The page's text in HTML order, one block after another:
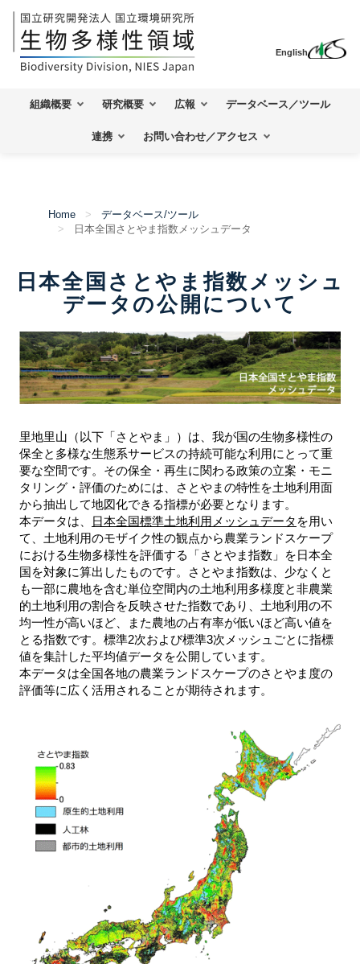
English
組織概要 研究概要 広報 データベース／ツール
連携 お問い合わせ／アクセス
Home
データベース/ツール
日本全国さとやま指数メッシュデータ
日本全国さとやま指数メッシュ
データの公開について
里地里山（以下「さとやま」）は、我が国の生物多様性の
保全と多様な生態系サービスの持続可能な利用にとって重
要な空間です。その保全・再生に関わる政策の立案・モニ
タリング・評価のためには、さとやまの特性を土地利用面
から抽出して地図化できる指標が必要となります。
本データは、
日本全国標準土地利用メッシュデータ を用い
て、土地利用のモザイク性の観点から農業ランドスケープ
における生物多様性を評価する「さとやま指数」を日本全
国を対象に算出したものです。さとやま指数は、少なくと
も一部に農地を含む単位空間内の土地利用多様度と非農業
的土地利用の割合を反映させた指数であり、土地利用の不
均一性が高いほど、また農地の占有率が低いほど高い値を
とる指数です。標準2次および標準3次メッシュごとに指標
値を集計した平均値データを公開しています。
本データは全国各地の農業ランドスケープのさとやま度の
評価等に広く活用されることが期待されます。